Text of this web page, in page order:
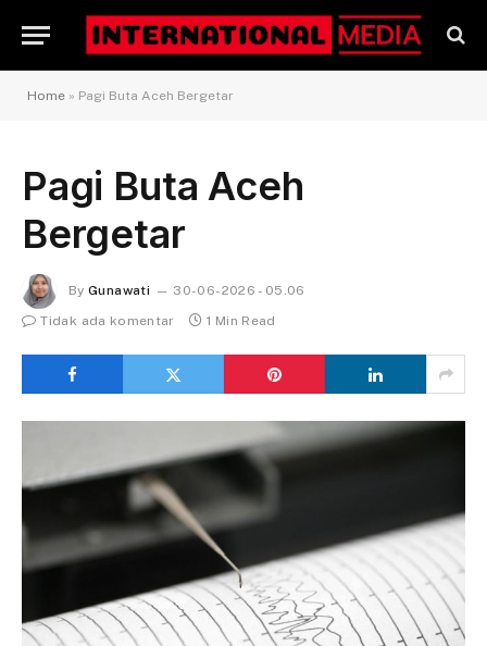
Home » Pagi Buta Aceh Bergetar
Pagi Buta Aceh
Bergetar
By Gunawati
30-06-2026 - 05.06
Tidak ada komentar
1 Min Read